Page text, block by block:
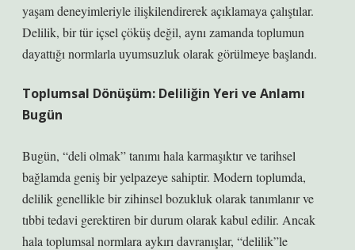
yaşam deneyimleriyle ilişkilendirerek açıklamaya çalıştılar.
Delilik, bir tür içsel çöküş değil, aynı zamanda toplumun
dayattığı normlarla uyumsuzluk olarak görülmeye başlandı.
Toplumsal Dönüşüm: Deliliğin Yeri ve Anlamı
Bugün
Bugün, “deli olmak” tanımı hala karmaşıktır ve tarihsel
bağlamda geniş bir yelpazeye sahiptir. Modern toplumda,
delilik genellikle bir zihinsel bozukluk olarak tanımlanır ve
tıbbi tedavi gerektiren bir durum olarak kabul edilir. Ancak
hala toplumsal normlara aykırı davranışlar, “delilik”le